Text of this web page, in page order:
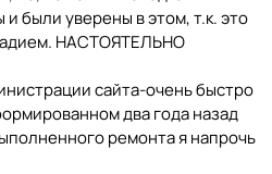
были уверены в этом, т.к. это
НАСТОЯТЕЛЬНО
сайта-очень быстро
два года назад
ремонта я напрочь